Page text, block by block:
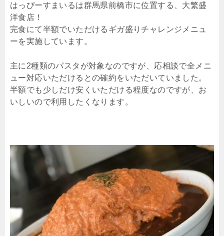
はっぴーすまいるは群馬県前橋市に位置する、大繁盛
洋食店！
完食にて半額でいただけるギガ盛りチャレンジメニュ
ーを実施しています。
主に2種類のパスタが対象なのですが、応相談で全メニ
ュー対応いただけるとの確約をいただいていました。
半額でも少しだけ安くいただける程度なのですが、お
いしいので利用したくなります。